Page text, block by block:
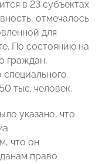
в 23 субъектах
отмечалось
для
По состоянию на
граждан,
тыс. человек.
указано, что
что он
право